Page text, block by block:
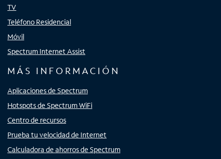
TV
Teléfono Residencial
Móvil
Spectrum Internet Assist
MÁS INFORMACIÓN
Aplicaciones de Spectrum
Hotspots de Spectrum WiFi
Centro de recursos
Prueba tu velocidad de Internet
Calculadora de ahorros de Spectrum